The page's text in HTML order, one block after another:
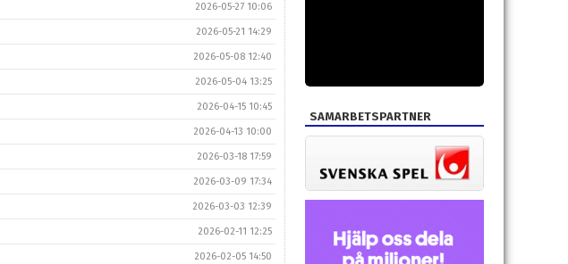
2026-05-27 10:06
2026-05-21 14:29
2026-05-08 12:40
2026-05-04 13:25
2026-04-15 10:45
2026-04-13 10:00
2026-03-18 17:59
2026-03-09 17:34
2026-03-03 12:39
2026-02-11 12:25
2026-02-05 14:50
SAMARBETSPARTNER